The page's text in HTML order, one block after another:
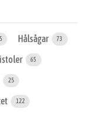
Hålsågar 73
65
25
122